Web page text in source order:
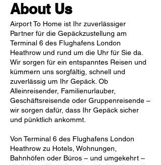
About Us
Airport To Home ist Ihr zuverlässiger
Partner für die Gepäckzustellung am
Terminal 6 des Flughafens London
Heathrow und rund um die Uhr für Sie da.
Wir sorgen für ein entspanntes Reisen und
kümmern uns sorgfältig, schnell und
zuverlässig um Ihr Gepäck. Ob
Alleinreisender, Familienurlauber,
Geschäftsreisende oder Gruppenreisende –
wir sorgen dafür, dass Ihr Gepäck sicher
und pünktlich ankommt.
Von Terminal 6 des Flughafens London
Heathrow zu Hotels, Wohnungen,
Bahnhöfen oder Büros – und umgekehrt –